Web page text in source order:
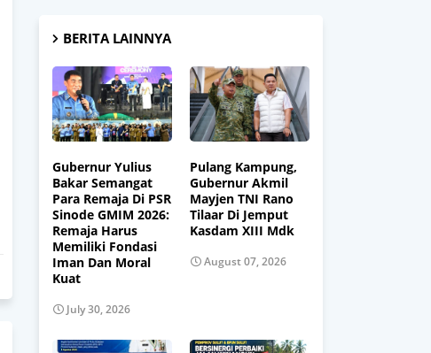
BERITA LAINNYA
Gubernur Yulius
Bakar Semangat
Para Remaja Di PSR
Sinode GMIM 2026:
Remaja Harus
Memiliki Fondasi
Iman Dan Moral
Kuat
July 30, 2026
Pulang Kampung,
Gubernur Akmil
Mayjen TNI Rano
Tilaar Di Jemput
Kasdam XIII Mdk
August 07, 2026